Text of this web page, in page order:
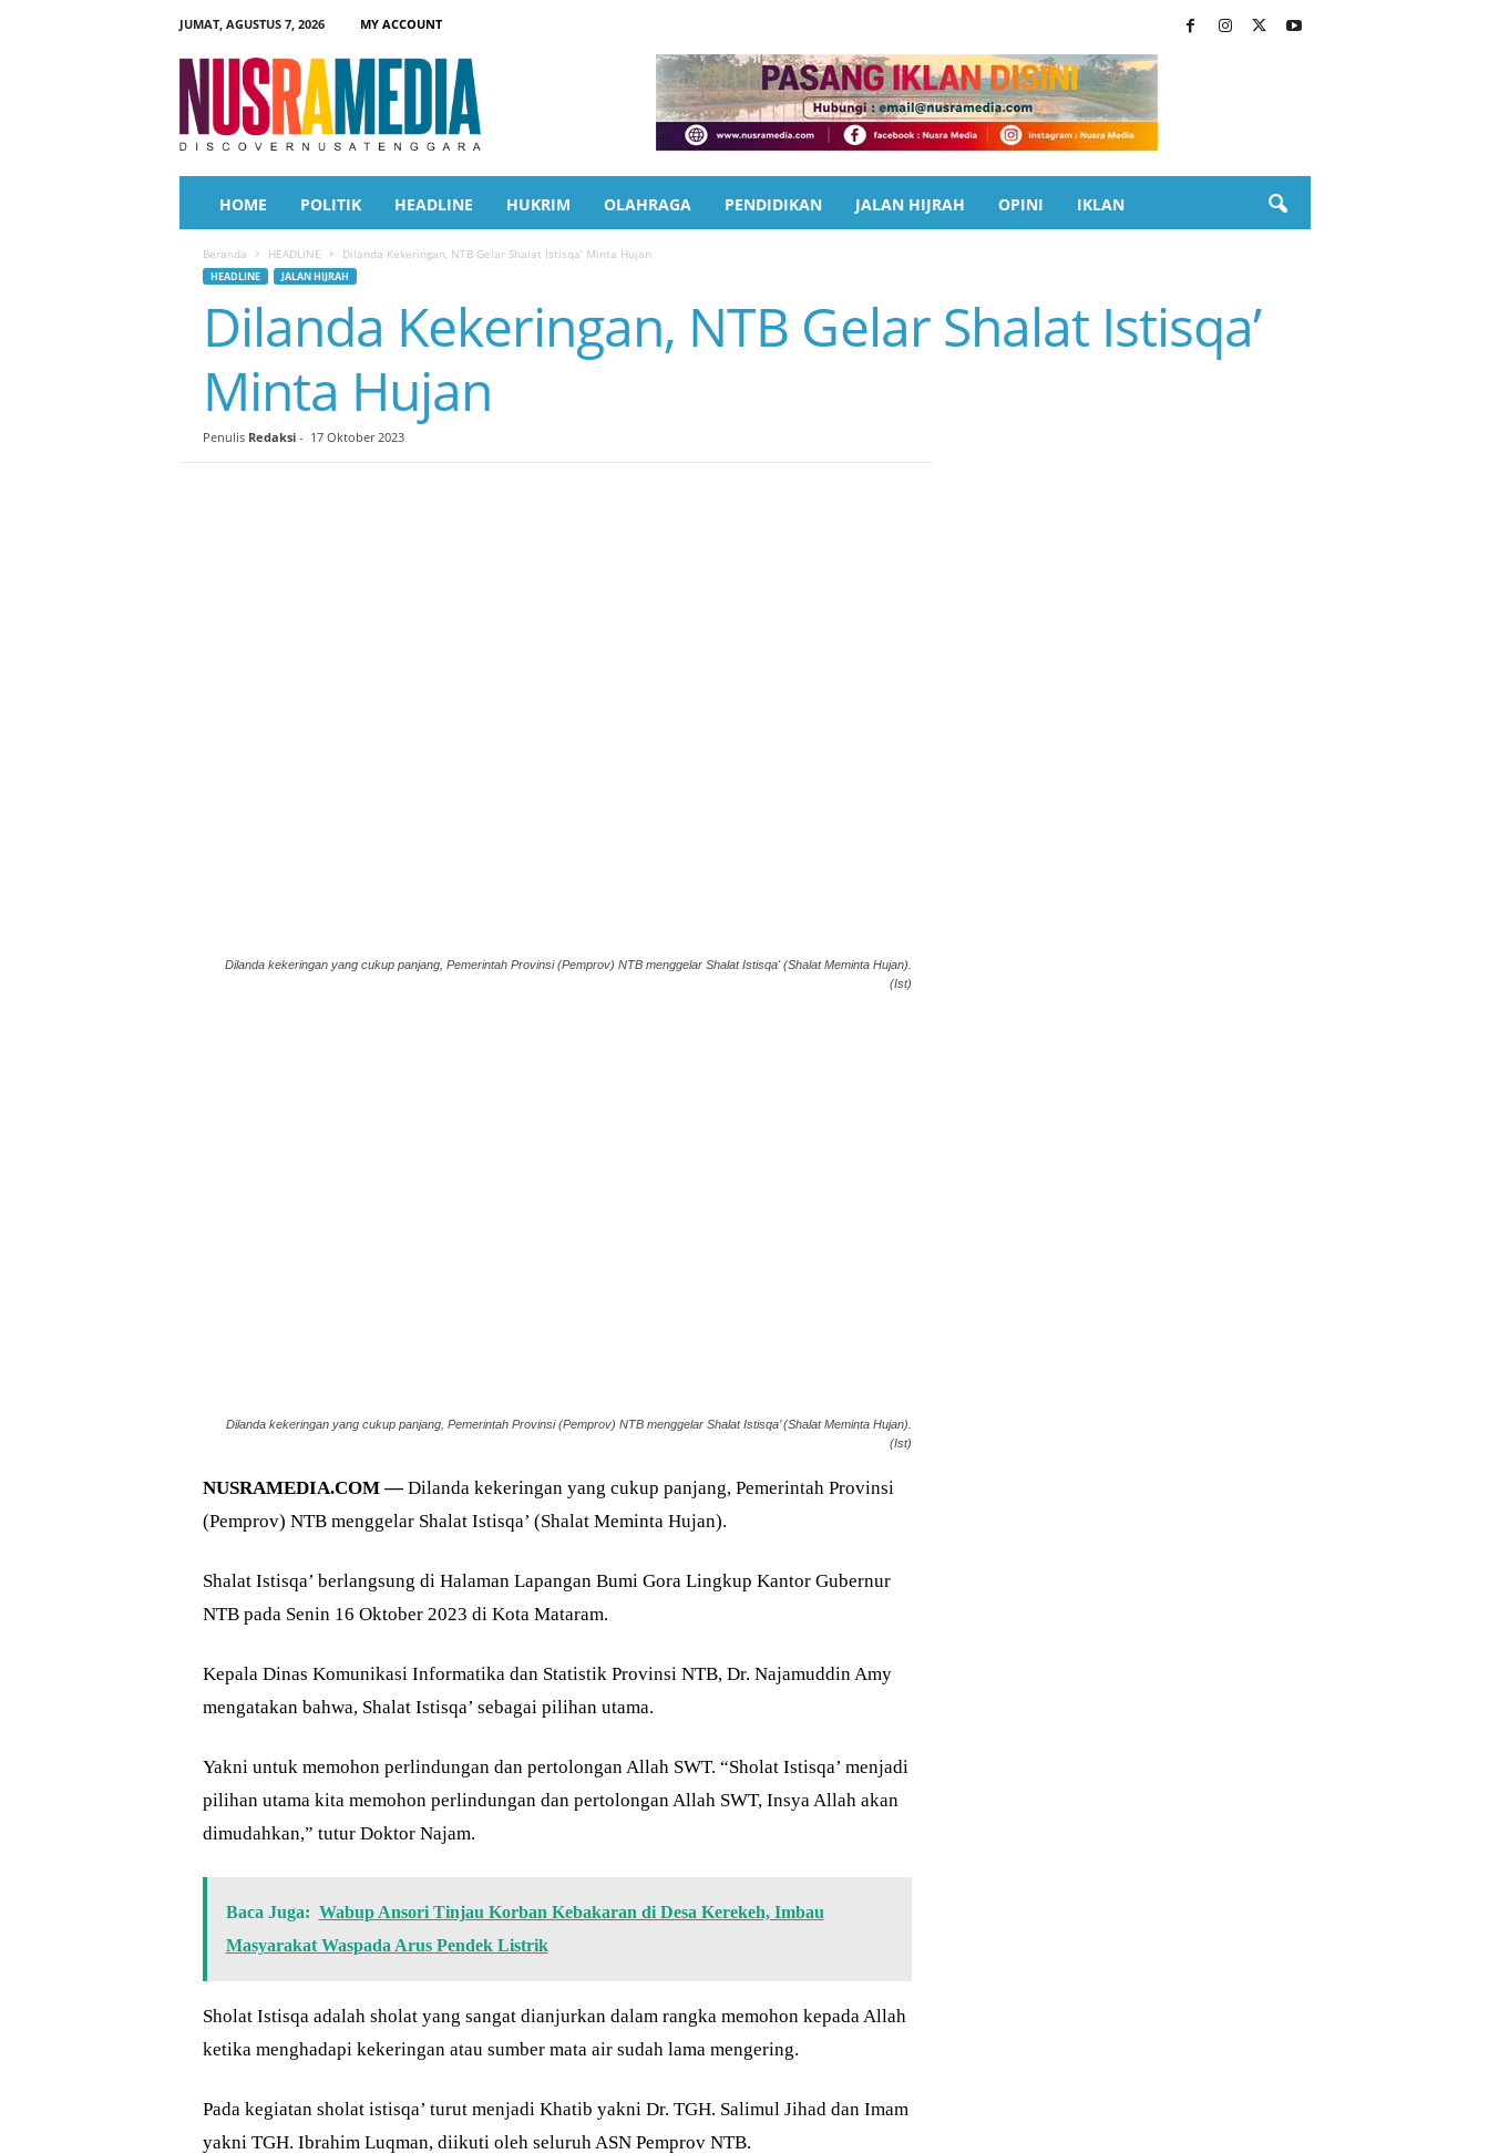
JUMAT, AGUSTUS 7, 2026
MY ACCOUNT
a
HOME POLITIK HEADLINE HUKRIM OLAHRAGA PENDIDIKAN JALAN HIJRAH OPINI IKLAN
Beranda HEADLINE Dilanda Kekeringan, NTB Gelar Shalat Istisqa’ Minta Hujan
HEADLINE JALAN HIJRAH
Dilanda Kekeringan, NTB Gelar Shalat Istisqa’
Minta Hujan
Penulis Redaksi- 17 Oktober 2023
Dilanda kekeringan yang cukup panjang, Pemerintah Provinsi (Pemprov) NTB menggelar Shalat Istisqa' (Shalat Meminta Hujan).
(Ist)
Dilanda kekeringan yang cukup panjang, Pemerintah Provinsi (Pemprov) NTB menggelar Shalat Istisqa’ (Shalat Meminta Hujan).
(Ist)
NUSRAMEDIA.COM —Dilanda kekeringan yang cukup panjang, Pemerintah Provinsi
(Pemprov) NTB menggelar Shalat Istisqa’ (Shalat Meminta Hujan).
Shalat Istisqa’ berlangsung di Halaman Lapangan Bumi Gora Lingkup Kantor Gubernur
NTB pada Senin 16 Oktober 2023 di Kota Mataram.
Kepala Dinas Komunikasi Informatika dan Statistik Provinsi NTB, Dr. Najamuddin Amy
mengatakan bahwa, Shalat Istisqa’ sebagai pilihan utama.
Yakni untuk memohon perlindungan dan pertolongan Allah SWT. “Sholat Istisqa’ menjadi
pilihan utama kita memohon perlindungan dan pertolongan Allah SWT, Insya Allah akan
dimudahkan,” tutur Doktor Najam.
Baca Juga: Wabup Ansori Tinjau Korban Kebakaran di Desa Kerekeh, Imbau
Masyarakat Waspada Arus Pendek Listrik
Sholat Istisqa adalah sholat yang sangat dianjurkan dalam rangka memohon kepada Allah
ketika menghadapi kekeringan atau sumber mata air sudah lama mengering.
Pada kegiatan sholat istisqa’ turut menjadi Khatib yakni Dr. TGH. Salimul Jihad dan Imam
yakni TGH. Ibrahim Luqman, diikuti oleh seluruh ASN Pemprov NTB.